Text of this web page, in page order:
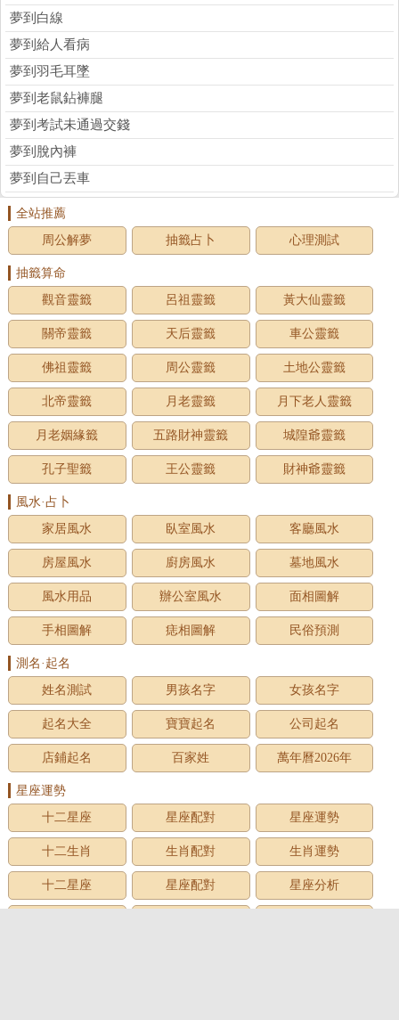
夢到白線
夢到給人看病
夢到羽毛耳墜
夢到老鼠鉆褲腿
夢到考試未通過交錢
夢到脫內褲
夢到自己丟車
全站推薦
周公解夢
抽籤占卜 心理測試
抽籤算命
觀音靈籤
呂祖靈籤 黃大仙靈籤
關帝靈籤 天后靈籤 車公靈籤
佛祖靈籤 周公靈籤 土地公靈籤
北帝靈籤 月老靈籤 月下老人靈籤
月老姻緣籤 五路財神靈籤 城隍爺靈籤
孔子聖籤 王公靈籤 財神爺靈籤
風水·占卜
家居風水
臥室風水 客廳風水
房屋風水 廚房風水 墓地風水
風水用品 辦公室風水 面相圖解
手相圖解 痣相圖解 民俗預測
測名·起名
姓名測試
男孩名字 女孩名字
起名大全 寶寶起名 公司起名
店鋪起名 百家姓 萬年曆2026年
星座運勢
十二星座
星座配對 星座運勢
十二生肖 生肖配對 生肖運勢
十二星座 星座配對 星座分析